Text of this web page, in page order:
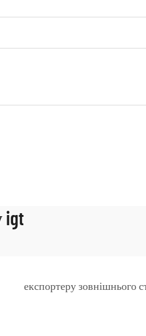
igt
експортеру зовнішнього